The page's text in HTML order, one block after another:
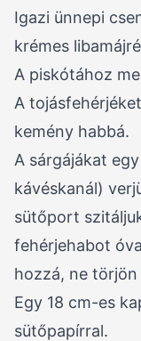
Igazi ünnepi
krémes
A piskótához
A
kemény habbá.
A sárgájákat
kávéskanál)
sütőport
fehérjehabot
hozzá, ne törjön
Egy 18 cm-es
sütőpapírral.